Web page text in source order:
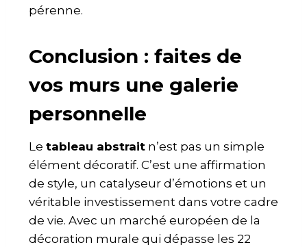
pérenne.
Conclusion : faites de
vos murs une galerie
personnelle
Le tableau abstrait n’est pas un simple
élément décoratif. C’est une affirmation
de style, un catalyseur d’émotions et un
véritable investissement dans votre cadre
de vie. Avec un marché européen de la
décoration murale qui dépasse les 22